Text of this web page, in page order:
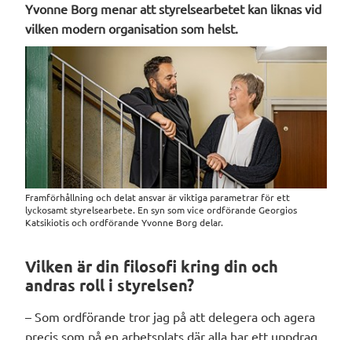
Yvonne Borg menar att styrelsearbetet kan liknas vid
vilken modern organisation som helst.
Framförhållning och delat ansvar är viktiga parametrar för ett
lyckosamt styrelsearbete. En syn som vice ordförande Georgios
Katsikiotis och ordförande Yvonne Borg delar.
Vilken är din filosofi kring din och
andras roll i styrelsen?
– Som ordförande tror jag på att delegera och agera
precis som på en arbetsplats där alla har ett uppdrag